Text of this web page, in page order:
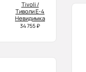
Tivoli /
Тиволи Е-4
Невидимка
34 755 ₽